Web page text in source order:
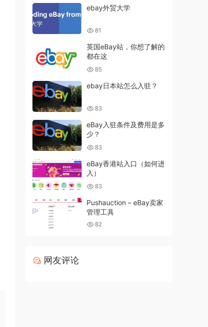
ebay外贸大学
81
英国eBay站，你想了解的
都在这
85
ebay日本站怎么入驻？
83
eBay入驻条件及费用是多
少？
83
eBay香港站入口（如何进
入）
83
Pushauction – eBay卖家
管理工具
82
网友评论